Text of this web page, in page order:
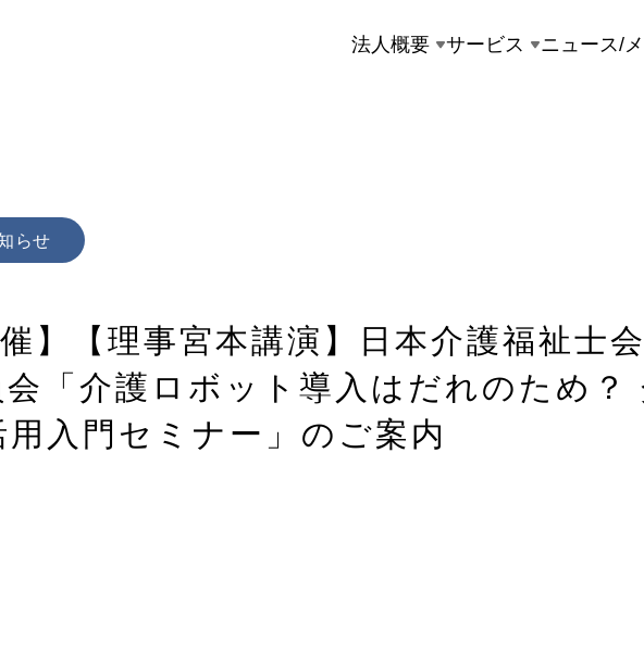
法人概要 サービス ニュース/
らせ
催】【理事宮本講演】日本介護福祉
会「介護ロボット導入はだれのため？
入門セミナー」のご案内